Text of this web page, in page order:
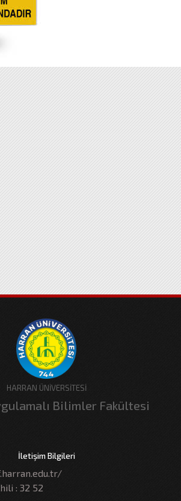
HARRAN ÜNİVERSİTESİ
Bilimler Fakültesi
İletişim Bilgileri
: 32 52